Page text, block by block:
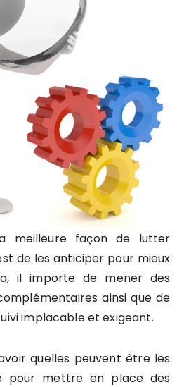
meilleure façon de lutter
de les anticiper pour mieux
il importe de mener des
ainsi que de
implacable et exigeant.
quelles peuvent être les
pour mettre en place des